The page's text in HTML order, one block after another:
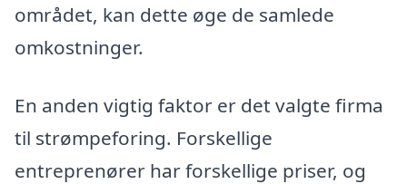
området, kan dette øge de samlede
omkostninger.
En anden vigtig faktor er det valgte firma
til strømpeforing. Forskellige
entreprenører har forskellige priser, og